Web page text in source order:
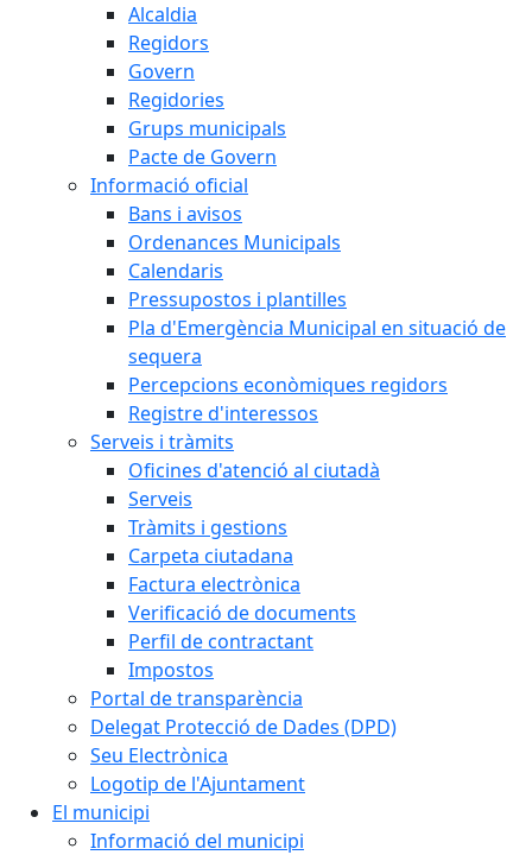
Alcaldia
Regidors
Govern
Regidories
Grups municipals
Pacte de Govern
Informació oficial
Bans i avisos
Ordenances Municipals
Calendaris
Pressupostos i plantilles
Pla d'Emergència Municipal en situació de
sequera
Percepcions econòmiques regidors
Registre d'interessos
Serveis i tràmits
Oficines d'atenció al ciutadà
Serveis
Tràmits i gestions
Carpeta ciutadana
Factura electrònica
Verificació de documents
Perfil de contractant
Impostos
Portal de transparència
Delegat Protecció de Dades (DPD)
Seu Electrònica
Logotip de l'Ajuntament
El municipi
Informació del municipi